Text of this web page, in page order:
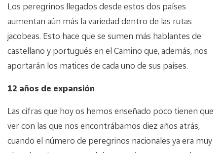
Los peregrinos llegados desde estos dos países
aumentan aún más la variedad dentro de las rutas
jacobeas. Esto hace que se sumen más hablantes de
castellano y portugués en el Camino que, además, nos
aportarán los matices de cada uno de sus países.
12 años de expansión
Las cifras que hoy os hemos enseñado poco tienen que
ver con las que nos encontrábamos diez años atrás,
cuando el número de peregrinos nacionales ya era muy